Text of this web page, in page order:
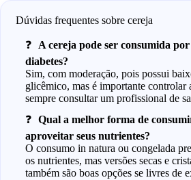
Dúvidas frequentes sobre cereja
A cereja pode ser consumida por
diabetes?
Sim, com moderação, pois possui
glicêmico, mas é importante controlar
sempre consultar um profissional de
Qual a melhor forma de
aproveitar seus nutrientes?
O consumo in natura ou congelada
os nutrientes, mas versões secas e
também são boas opções se livres de